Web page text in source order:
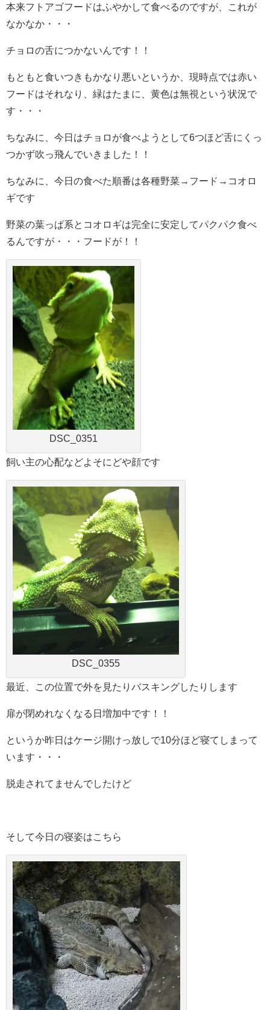
本来フトアゴフードはふやかして食べるのですが、これが
なかなか・・・
チョロの舌につかないんです！！
もともと食いつきもかなり悪いというか、現時点では赤い
フードはそれなり、緑はたまに、黄色は無視という状況で
す・・・
ちなみに、今日はチョロが食べようとして6つほど舌にくっ
つかず吹っ飛んでいきました！！
ちなみに、今日の食べた順番は各種野菜→フード→コオロ
ギです
野菜の葉っぱ系とコオロギは完全に安定してパクパク食べ
るんですが・・・フードが！！
DSC_0351
飼い主の心配などよそにどや顔です
DSC_0355
最近、この位置で外を見たりバスキングしたりします
扉が閉めれなくなる日増加中です！！
というか昨日はケージ開けっ放しで10分ほど寝てしまって
います・・・
脱走されてませんでしたけど
そして今日の寝姿はこちら